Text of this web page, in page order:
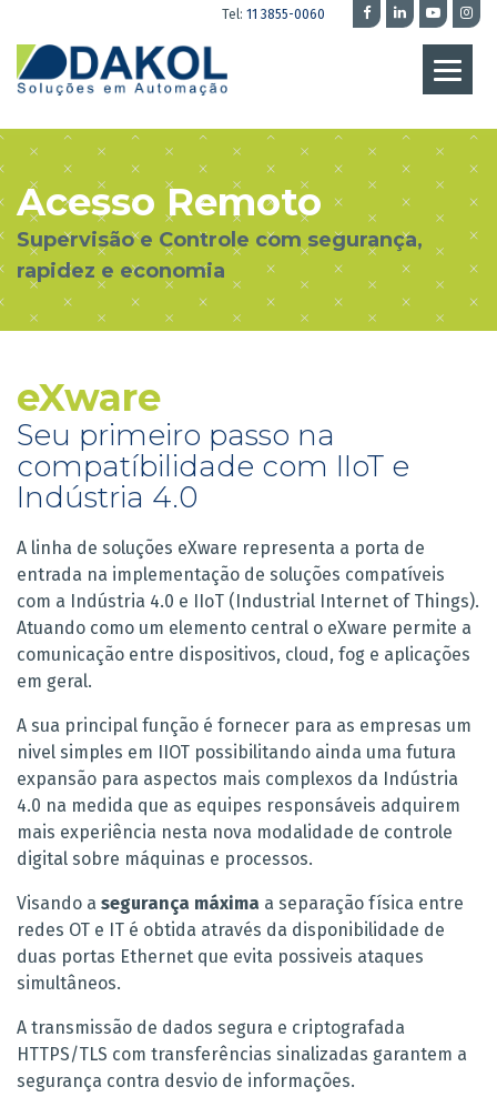
Tel: 11 3855-0060
Acesso Remoto
Supervisão e Controle com segurança,
rapidez e economia
eXware
Seu primeiro passo na
compatíbilidade com IIoT e
Indústria 4.0
A linha de soluções eXware representa a porta de
entrada na implementação de soluções compatíveis
com a Indústria 4.0 e IIoT (Industrial Internet of Things).
Atuando como um elemento central o eXware permite a
comunicação entre dispositivos, cloud, fog e aplicações
em geral.
A sua principal função é fornecer para as empresas um
nivel simples em IIOT possibilitando ainda uma futura
expansão para aspectos mais complexos da Indústria
4.0 na medida que as equipes responsáveis adquirem
mais experiência nesta nova modalidade de controle
digital sobre máquinas e processos.
Visando a segurança máxima a separação física entre
redes OT e IT é obtida através da disponibilidade de
duas portas Ethernet que evita possiveis ataques
simultâneos.
A transmissão de dados segura e criptografada
HTTPS/TLS com transferências sinalizadas garantem a
segurança contra desvio de informações.